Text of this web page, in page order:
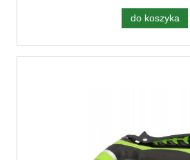
do koszyka